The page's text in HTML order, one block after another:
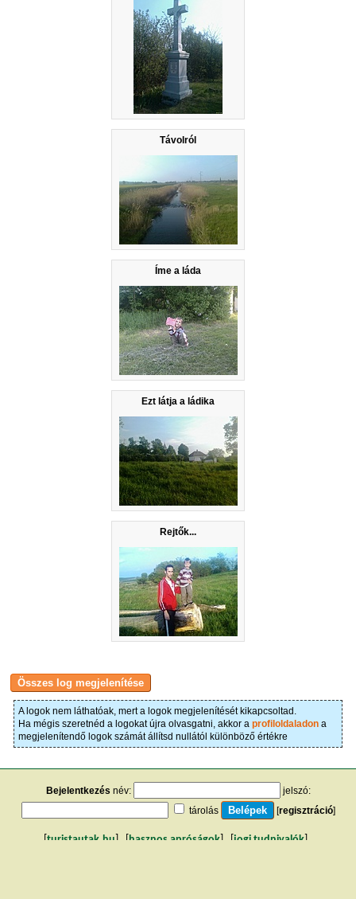
Távolról
Íme a láda
Ezt látja a ládika
Rejtők...
A logok nem láthatóak, mert a logok megjelenítését kikapcsoltad.
Ha mégis szeretnéd a logokat újra olvasgatni, akkor a profiloldaladona
megjelenítendő logok számát állítsd nullától különböző értékre
Bejelentkezés név:
jelszó:
tárolás
[regisztráció]
[turistautak.hu ] [hasznos apróságok] [ jogi tudnivalók]